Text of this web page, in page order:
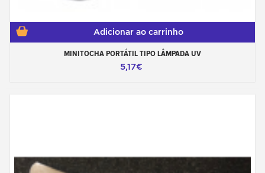
Adicionar ao carrinho
MINITOCHA PORTÁTIL TIPO LÂMPADA UV
5,17€